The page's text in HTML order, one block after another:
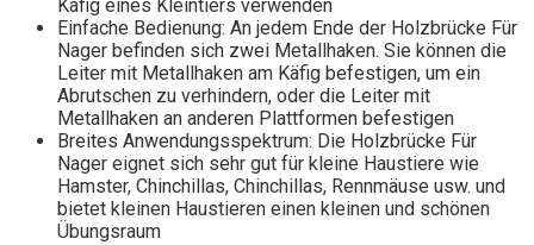
Käfig eines Kleintiers verwenden
Einfache Bedienung: An jedem Ende der Holzbrücke Für
Nager befinden sich zwei Metallhaken. Sie können die
Leiter mit Metallhaken am Käfig befestigen, um ein
Abrutschen zu verhindern, oder die Leiter mit
Metallhaken an anderen Plattformen befestigen
Breites Anwendungsspektrum: Die Holzbrücke Für
Nager eignet sich sehr gut für kleine Haustiere wie
Hamster, Chinchillas, Chinchillas, Rennmäuse usw. und
bietet kleinen Haustieren einen kleinen und schönen
Übungsraum